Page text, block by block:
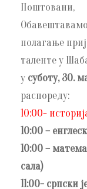
Поштовани,
полагање
таленте у
у суботу, 30.
распореду:
10:00-
10:00 –
10:00 –
сала)
11:00- српски